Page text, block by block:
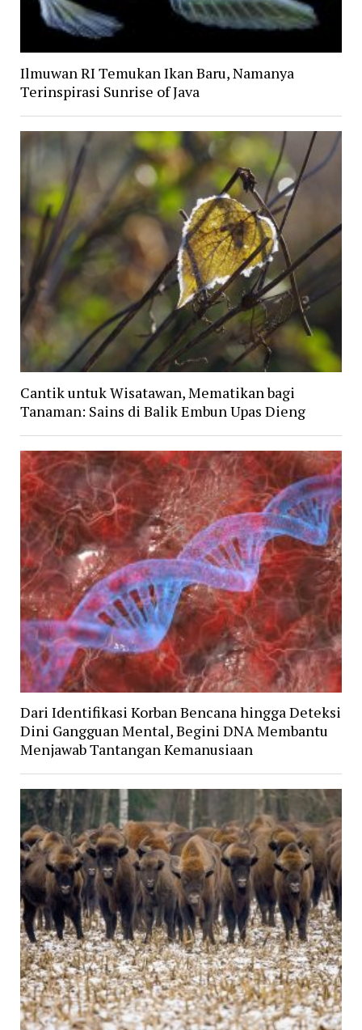
Ilmuwan RI Temukan Ikan Baru, Namanya
Terinspirasi Sunrise of Java
Cantik untuk Wisatawan, Mematikan bagi
Tanaman: Sains di Balik Embun Upas Dieng
Dari Identifikasi Korban Bencana hingga Deteksi
Dini Gangguan Mental, Begini DNA Membantu
Menjawab Tantangan Kemanusiaan